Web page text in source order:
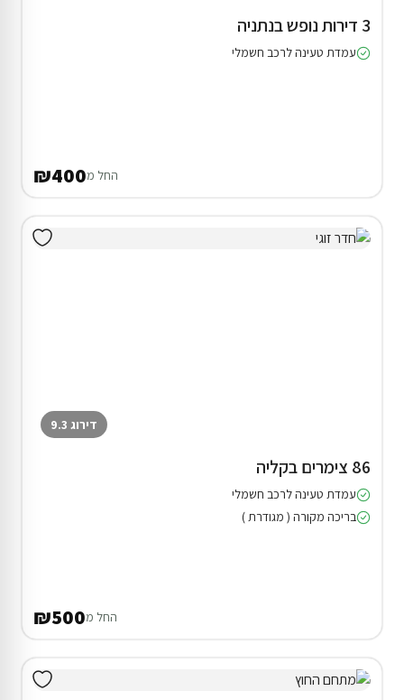
3 דירות נופש בנתניה
עמדת טעינה לרכב חשמלי
החל מ₪400
דירוג 9.3
86 צימרים בקליה
עמדת טעינה לרכב חשמלי
בריכה מקורה ( מגודרת )
החל מ₪500